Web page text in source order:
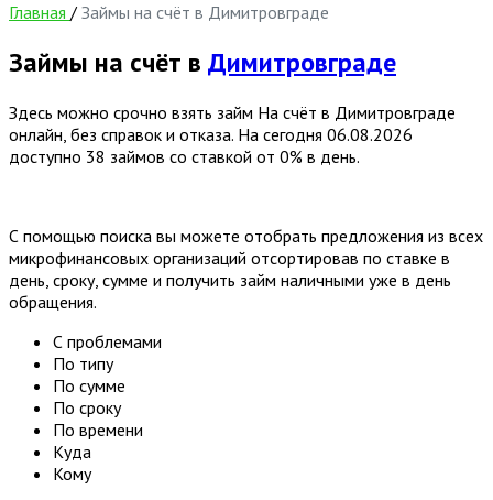
Главная / Займы на счёт в Димитровграде
Займы на счёт в Димитровграде
Здесь можно срочно взять займ На счёт в Димитровграде
онлайн, без справок и отказа. На сегодня 06.08.2026
доступно 38 займов со ставкой от 0% в день.
С помощью поиска вы можете отобрать предложения из всех
микрофинансовых организаций отсортировав по ставке в
день, сроку, сумме и получить займ наличными уже в день
обращения.
С проблемами
По типу
По сумме
По сроку
По времени
Куда
Кому